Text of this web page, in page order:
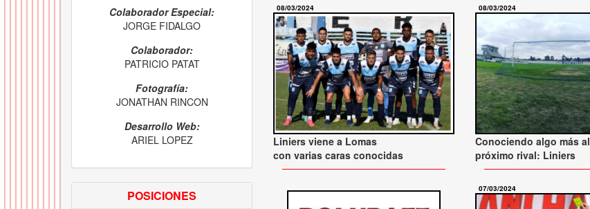
Colaborador Especial:
JORGE FIDALGO
Colaborador:
PATRICIO PATAT
Fotografía:
JONATHAN RINCON
Desarrollo Web:
ARIEL LOPEZ
POSICIONES
08/03/2024
Liniers viene a Lomas
con varias caras conocidas
08/03/2024
Conociendo algo más al
próximo rival: Liniers
07/03/2024